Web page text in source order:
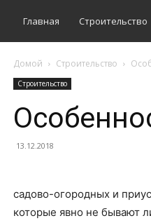
Главная Строительство
Домой Строительство
Строительство
13.12.2018
садово-огородных и
которые явно не бывают